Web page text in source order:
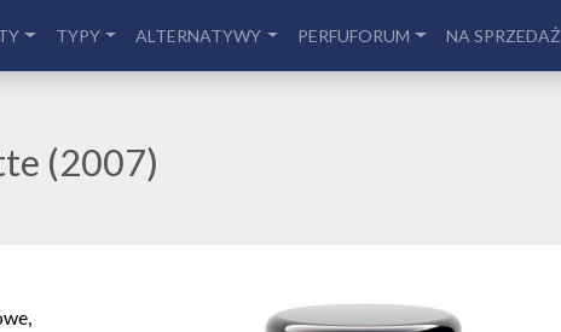
TYPY ALTERNATYWY PERFUFORUM NA SPRZEDAŻ
(2007)